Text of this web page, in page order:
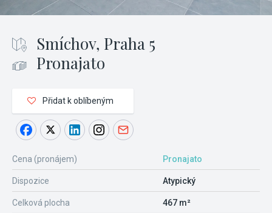
Smíchov, Praha 5
Pronajato
Přidat k oblíbeným
Cena (pronájem) Pronajato
Dispozice Atypický
Celková plocha 467 m²